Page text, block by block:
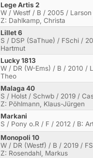
Lege Artis 2
W / Westf / B / 2005 /
Z: Dahlkamp, Christa
Lillet 6
S / DSP (SaThue) / FSchi /
Hartmut
Lucky 1813
W / DR (W-Ems) / B / 2010 /
Theo
Malaga 40
S / Holst / Schwb / 2019 /
Z: Pöhlmann, Klaus-Jürgen
Markani
S / Pony o.R / F / 2012 / B:
Monopoli 10
W / DR (Westf) / B / 2019 /
Z: Rosendahl, Markus